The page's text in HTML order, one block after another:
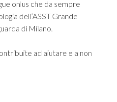
onlus che da sempre
dell’ASST Grande
di Milano.
ad aiutare e a non